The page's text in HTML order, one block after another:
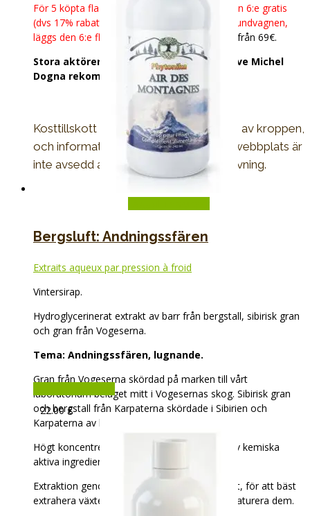
För 5 köpta flaskor av samma produkt ges den 6:e gratis
(dvs 17% rabatt, även om det inte framgår i kundvagnen,
läggs den 6:e flaskan alltid i paketet).
Fri frakt från 69€.
Stora aktörer inom naturlig hälsa inklusive Michel
Dogna rekommenderar vår VARILIS.
Kosttillskott främjar en normal funktion av kroppen,
och informationen som ges på denna webbplats är
inte avsedd att ersätta medicinsk rådgivning.
Bergsluft: Andningssfären
Extraits aqueux par pression à froid
Vintersirap.
Hydroglycerinerat extrakt av barr från bergstall, sibirisk gran
och gran från Vogeserna.
Tema: Andningssfären, lugnande.
Gran från Vogeserna skördad på marken till vårt
laboratorium beläget mitt i Vogesernas skog. Sibirisk gran
och bergstall från Karpaterna skördade i Sibirien och
Karpaterna av lokalbefolkningen.
Högt koncentrerat kosttillskott, utan tillsats av kemiska
aktiva ingredienser.
Extraktion genom kallpressning, vår specialitet, för att bäst
extrahera växtens beståndsdelar utan att denaturera dem.
22.00€